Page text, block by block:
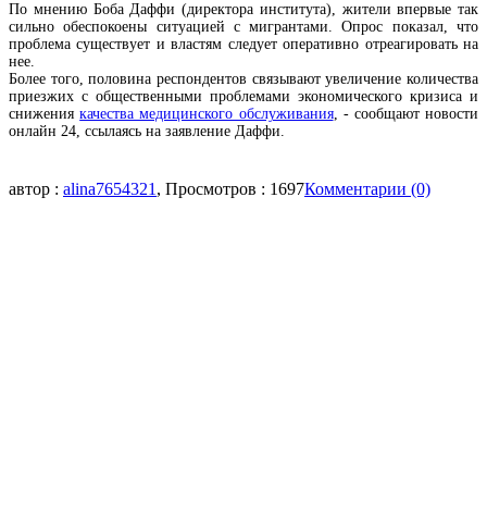
По мнению Боба Даффи (директора института), жители впервые так
сильно обеспокоены ситуацией с мигрантами. Опрос показал, что
проблема существует и властям следует оперативно отреагировать на
нее.
Более того, половина респондентов связывают увеличение количества
приезжих с общественными проблемами экономического кризиса и
снижениякачества медицинского обслуживания, - сообщают новости
онлайн 24, ссылаясь на заявление Даффи.
автор : alina7654321 , Просмотров : 1697Комментарии (0)